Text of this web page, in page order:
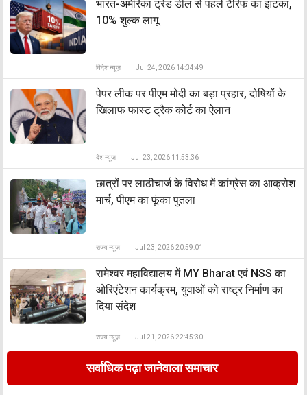
भारत-अमेरिका ट्रेड डील से पहले टैरिफ का झटका,
10% शुल्क लागू
विदेश न्यूज़ Jul 24, 2026 14:34:49
पेपर लीक पर पीएम मोदी का बड़ा प्रहार, दोषियों के
खिलाफ फास्ट ट्रैक कोर्ट का ऐलान
देश न्यूज़ Jul 23, 2026 11:53:36
छात्रों पर लाठीचार्ज के विरोध में कांग्रेस का आक्रोश
मार्च, पीएम का फूंका पुतला
राज्य न्यूज़ Jul 23, 2026 20:59:01
रामेश्वर महाविद्यालय में MY Bharat एवं NSS का
ओरिएंटेशन कार्यक्रम, युवाओं को राष्ट्र निर्माण का
दिया संदेश
राज्य न्यूज़ Jul 21, 2026 22:45:30
सर्वाधिक पढ़ा जानेवाला समाचार